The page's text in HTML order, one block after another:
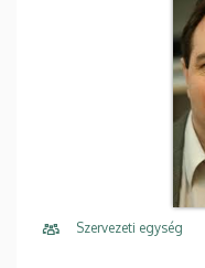
Szervezeti egység